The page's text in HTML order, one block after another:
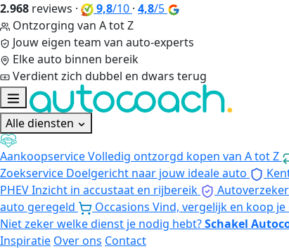
2.968 reviews · 9,8/10 · 4,8/5
Ontzorging van A tot Z
Jouw eigen team van auto-experts
Elke auto binnen bereik
Verdient zich dubbel en dwars terug
Alle diensten
AankoopserviceVolledig ontzorgd kopen van A tot Z
Zoekservice Doelgericht naar jouw ideale auto
PHEVInzicht in accustaat en rijbereik
auto geregeld
Occasions Vind, vergelijk en koop
Niet zeker welke dienst je nodig hebt?Schakel
Inspiratie Over ons Contact